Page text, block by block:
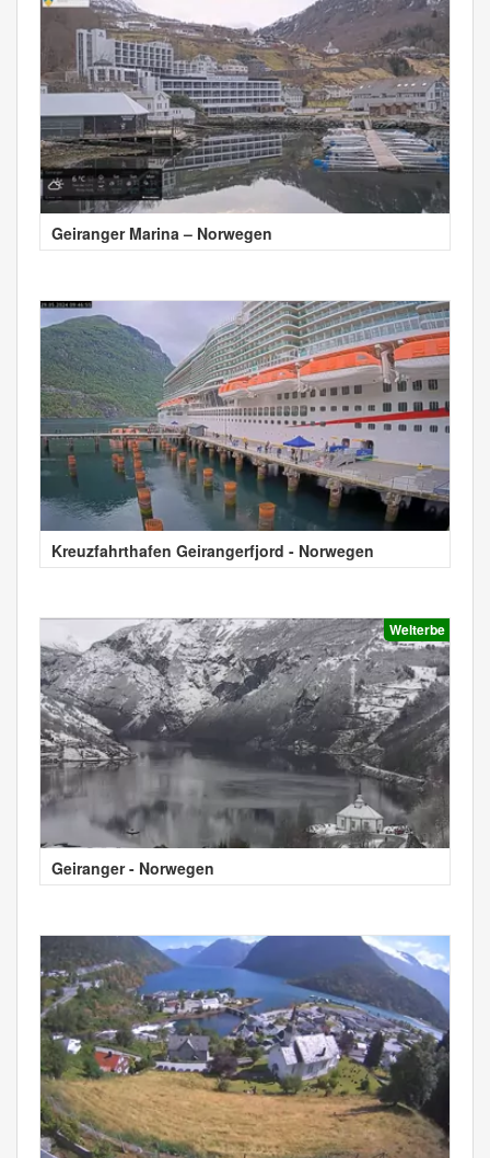
Geiranger Marina – Norwegen
Kreuzfahrthafen Geirangerfjord - Norwegen
Welterbe
Geiranger - Norwegen